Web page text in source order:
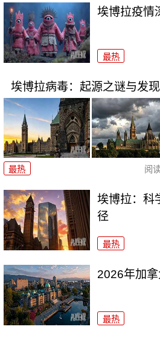
埃博拉疫情
最热
埃博拉病毒：起源之谜与发
最热 阅
埃博拉：科
径
最热
2026年加
最热